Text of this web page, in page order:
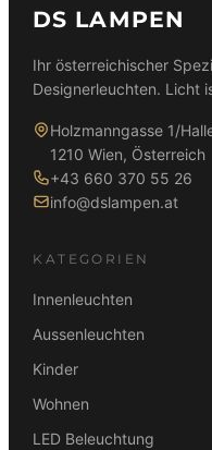
DS LAMPEN
Ihr österreichischer
Designerleuchten. Licht
Holzmanngasse 1/
1210 Wien, Österreich
+43 660 370 55 26
info@dslampen.at
KATEGORIEN
Innenleuchten
Aussenleuchten
Kinder
Wohnen
LED Beleuchtung